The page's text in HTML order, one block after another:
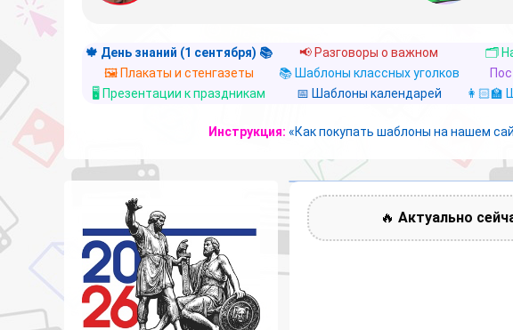
🍁 День знаний (1 сентября) 📚 📢 Разговоры о важном 🗂️
🖼️ Плакаты и стенгазеты
📚 Шаблоны классных уголков
🖥️ Презентации к праздникам
📅 Шаблоны календарей 👩🏻‍🏫
Инструкция: «Как покупать шаблоны на нашем
🔥 Актуально